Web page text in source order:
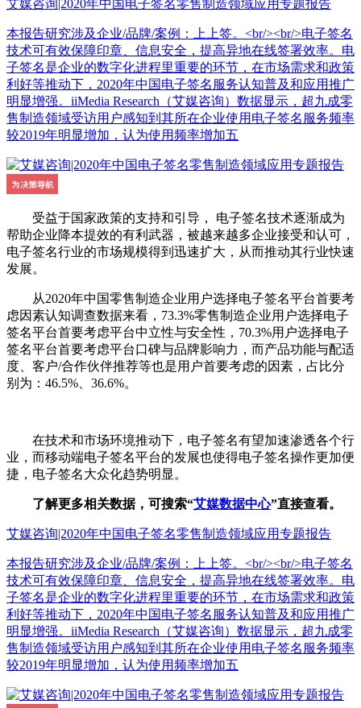
艾媒咨询|2020年中国电子签名零售制造领域应用专题报告
本报告研究涉及企业/品牌/案例：上上签。<br/><br/>电子签名
技术可有效保障印章、信息安全，提高异地在线签署效率。电
子签名是企业的数字化进程里重要的环节，在市场需求和政策
利好等推动下，2020年中国电子签名服务认知普及和应用推广
明显增强。iiMedia Research（艾媒咨询）数据显示，超九成零
售制造领域受访用户感知到其所在企业使用电子签名服务频率
较2019年明显增加，认为使用频率增加五
受益于国家政策的支持和引导， 电子签名技术逐渐成为
帮助企业降本提效的有利武器，被越来越多企业接受和认可，
电子签名行业的市场规模得到迅速扩大，从而推动其行业快速
发展。
从2020年中国零售制造企业用户选择电子签名平台首要考
虑因素认知调查数据来看，73.3%零售制造企业用户选择电子
签名平台首要考虑平台中立性与安全性，70.3%用户选择电子
签名平台首要考虑平台口碑与品牌影响力，而产品功能与配适
度、客户/合作伙伴推荐等也是用户首要考虑的因素，占比分
别为：46.5%、36.6%。
在技术和市场环境推动下，电子签名有望加速渗透各个行
业，而移动端电子签名平台的发展也使得电子签名操作更加便
捷，电子签名大众化趋势明显。
了解更多相关数据，可搜索“艾媒数据中心”直接查看。
艾媒咨询|2020年中国电子签名零售制造领域应用专题报告
本报告研究涉及企业/品牌/案例：上上签。<br/><br/>电子签名
技术可有效保障印章、信息安全，提高异地在线签署效率。电
子签名是企业的数字化进程里重要的环节，在市场需求和政策
利好等推动下，2020年中国电子签名服务认知普及和应用推广
明显增强。iiMedia Research（艾媒咨询）数据显示，超九成零
售制造领域受访用户感知到其所在企业使用电子签名服务频率
较2019年明显增加，认为使用频率增加五